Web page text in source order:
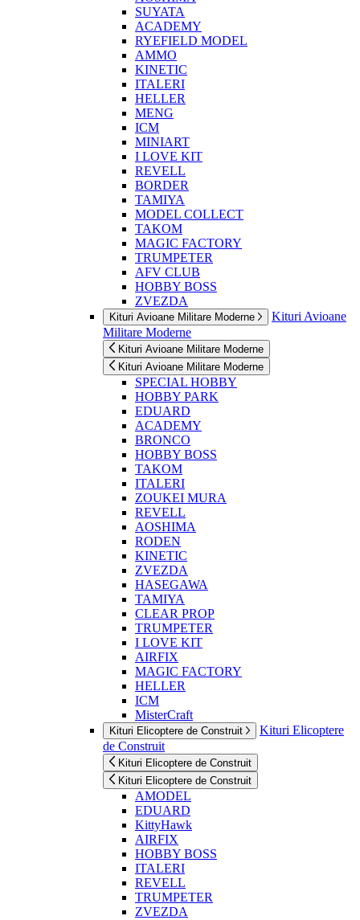
SUYATA
ACADEMY
RYEFIELD MODEL
AMMO
KINETIC
ITALERI
HELLER
MENG
ICM
MINIART
I LOVE KIT
REVELL
BORDER
TAMIYA
MODEL COLLECT
TAKOM
MAGIC FACTORY
TRUMPETER
AFV CLUB
HOBBY BOSS
ZVEZDA
Kituri Avioane Militare Moderne
Kituri Avioane
Militare Moderne
Kituri Avioane Militare Moderne
Kituri Avioane Militare Moderne
SPECIAL HOBBY
HOBBY PARK
EDUARD
ACADEMY
BRONCO
HOBBY BOSS
TAKOM
ITALERI
ZOUKEI MURA
REVELL
AOSHIMA
RODEN
KINETIC
ZVEZDA
HASEGAWA
TAMIYA
CLEAR PROP
TRUMPETER
I LOVE KIT
AIRFIX
MAGIC FACTORY
HELLER
ICM
MisterCraft
Kituri Elicoptere de Construit
Kituri Elicoptere
de Construit
Kituri Elicoptere de Construit
Kituri Elicoptere de Construit
AMODEL
EDUARD
KittyHawk
AIRFIX
HOBBY BOSS
ITALERI
REVELL
TRUMPETER
ZVEZDA